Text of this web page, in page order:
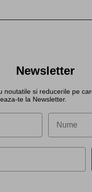
Newsletter
noutatile si reducerile pe
te la Newsletter.